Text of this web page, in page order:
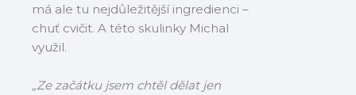
má ale tu nejdůležitější ingredienci –
chuť cvičit. A této skulinky Michal
využil.
„Ze začátku jsem chtěl dělat jen